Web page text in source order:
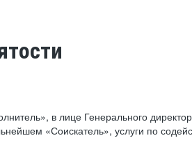
в лице Генерального
«Соискатель», услуги по